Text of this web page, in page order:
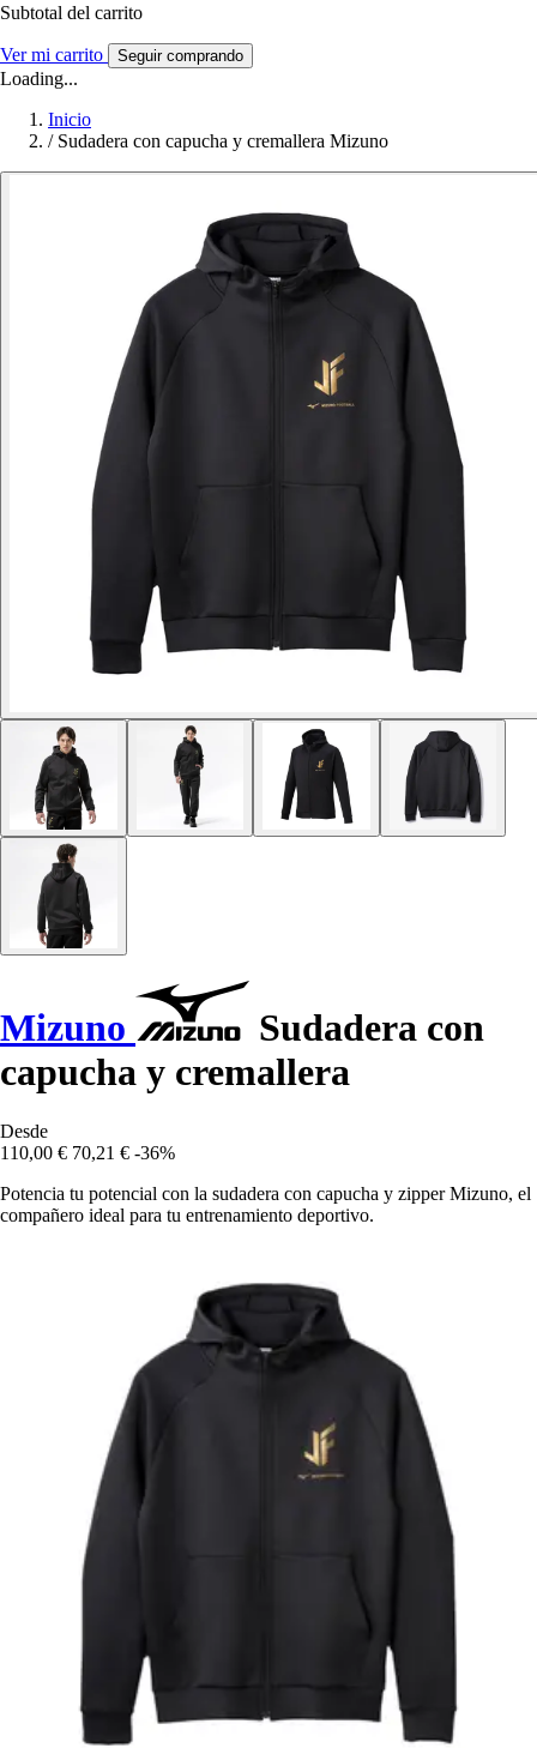
Subtotal del carrito
Ver mi carrito Seguir comprando
Loading...
Inicio
/ Sudadera con capucha y cremallera Mizuno
Mizuno
Sudadera con
capucha y cremallera
Desde
110,00 € 70,21 € -36%
Potencia tu potencial con la sudadera con capucha y zipper Mizuno, el
compañero ideal para tu entrenamiento deportivo.